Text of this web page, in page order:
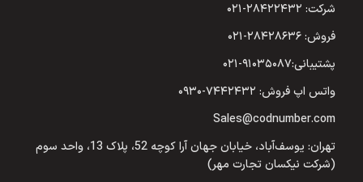
شرکت: ۲۸۴۲۲۴۳۲-۰۲۱
فروش: ۲۸۴۲۸۶۳۶-۰۲۱
پشتیبانی:۹۱۰۳۵۰۸۷-۰۲۱
واتس اپ فروش: ۷۴۴۲۴۳۲-۰۹۳۰
Sales@codnumber.com
تهران: یوسف‌آباد، خیابان جهان آرا کوچه 52، پلاک 13، واحد سوم
(شرکت نیکسان تجارت مهر)